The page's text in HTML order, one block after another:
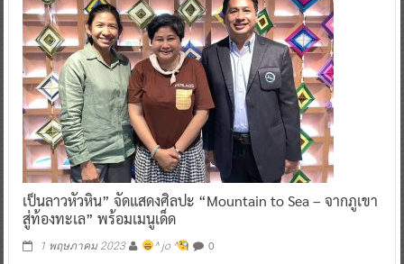
เป็นลาวหัวหิน” จัดแสดงศิลปะ “Mountain to Sea – จากภูเขา
สู่ท้องทะเล” พร้อมเมนูเด็ด
1 พฤษภาคม 2023 ^ jo ^ 0